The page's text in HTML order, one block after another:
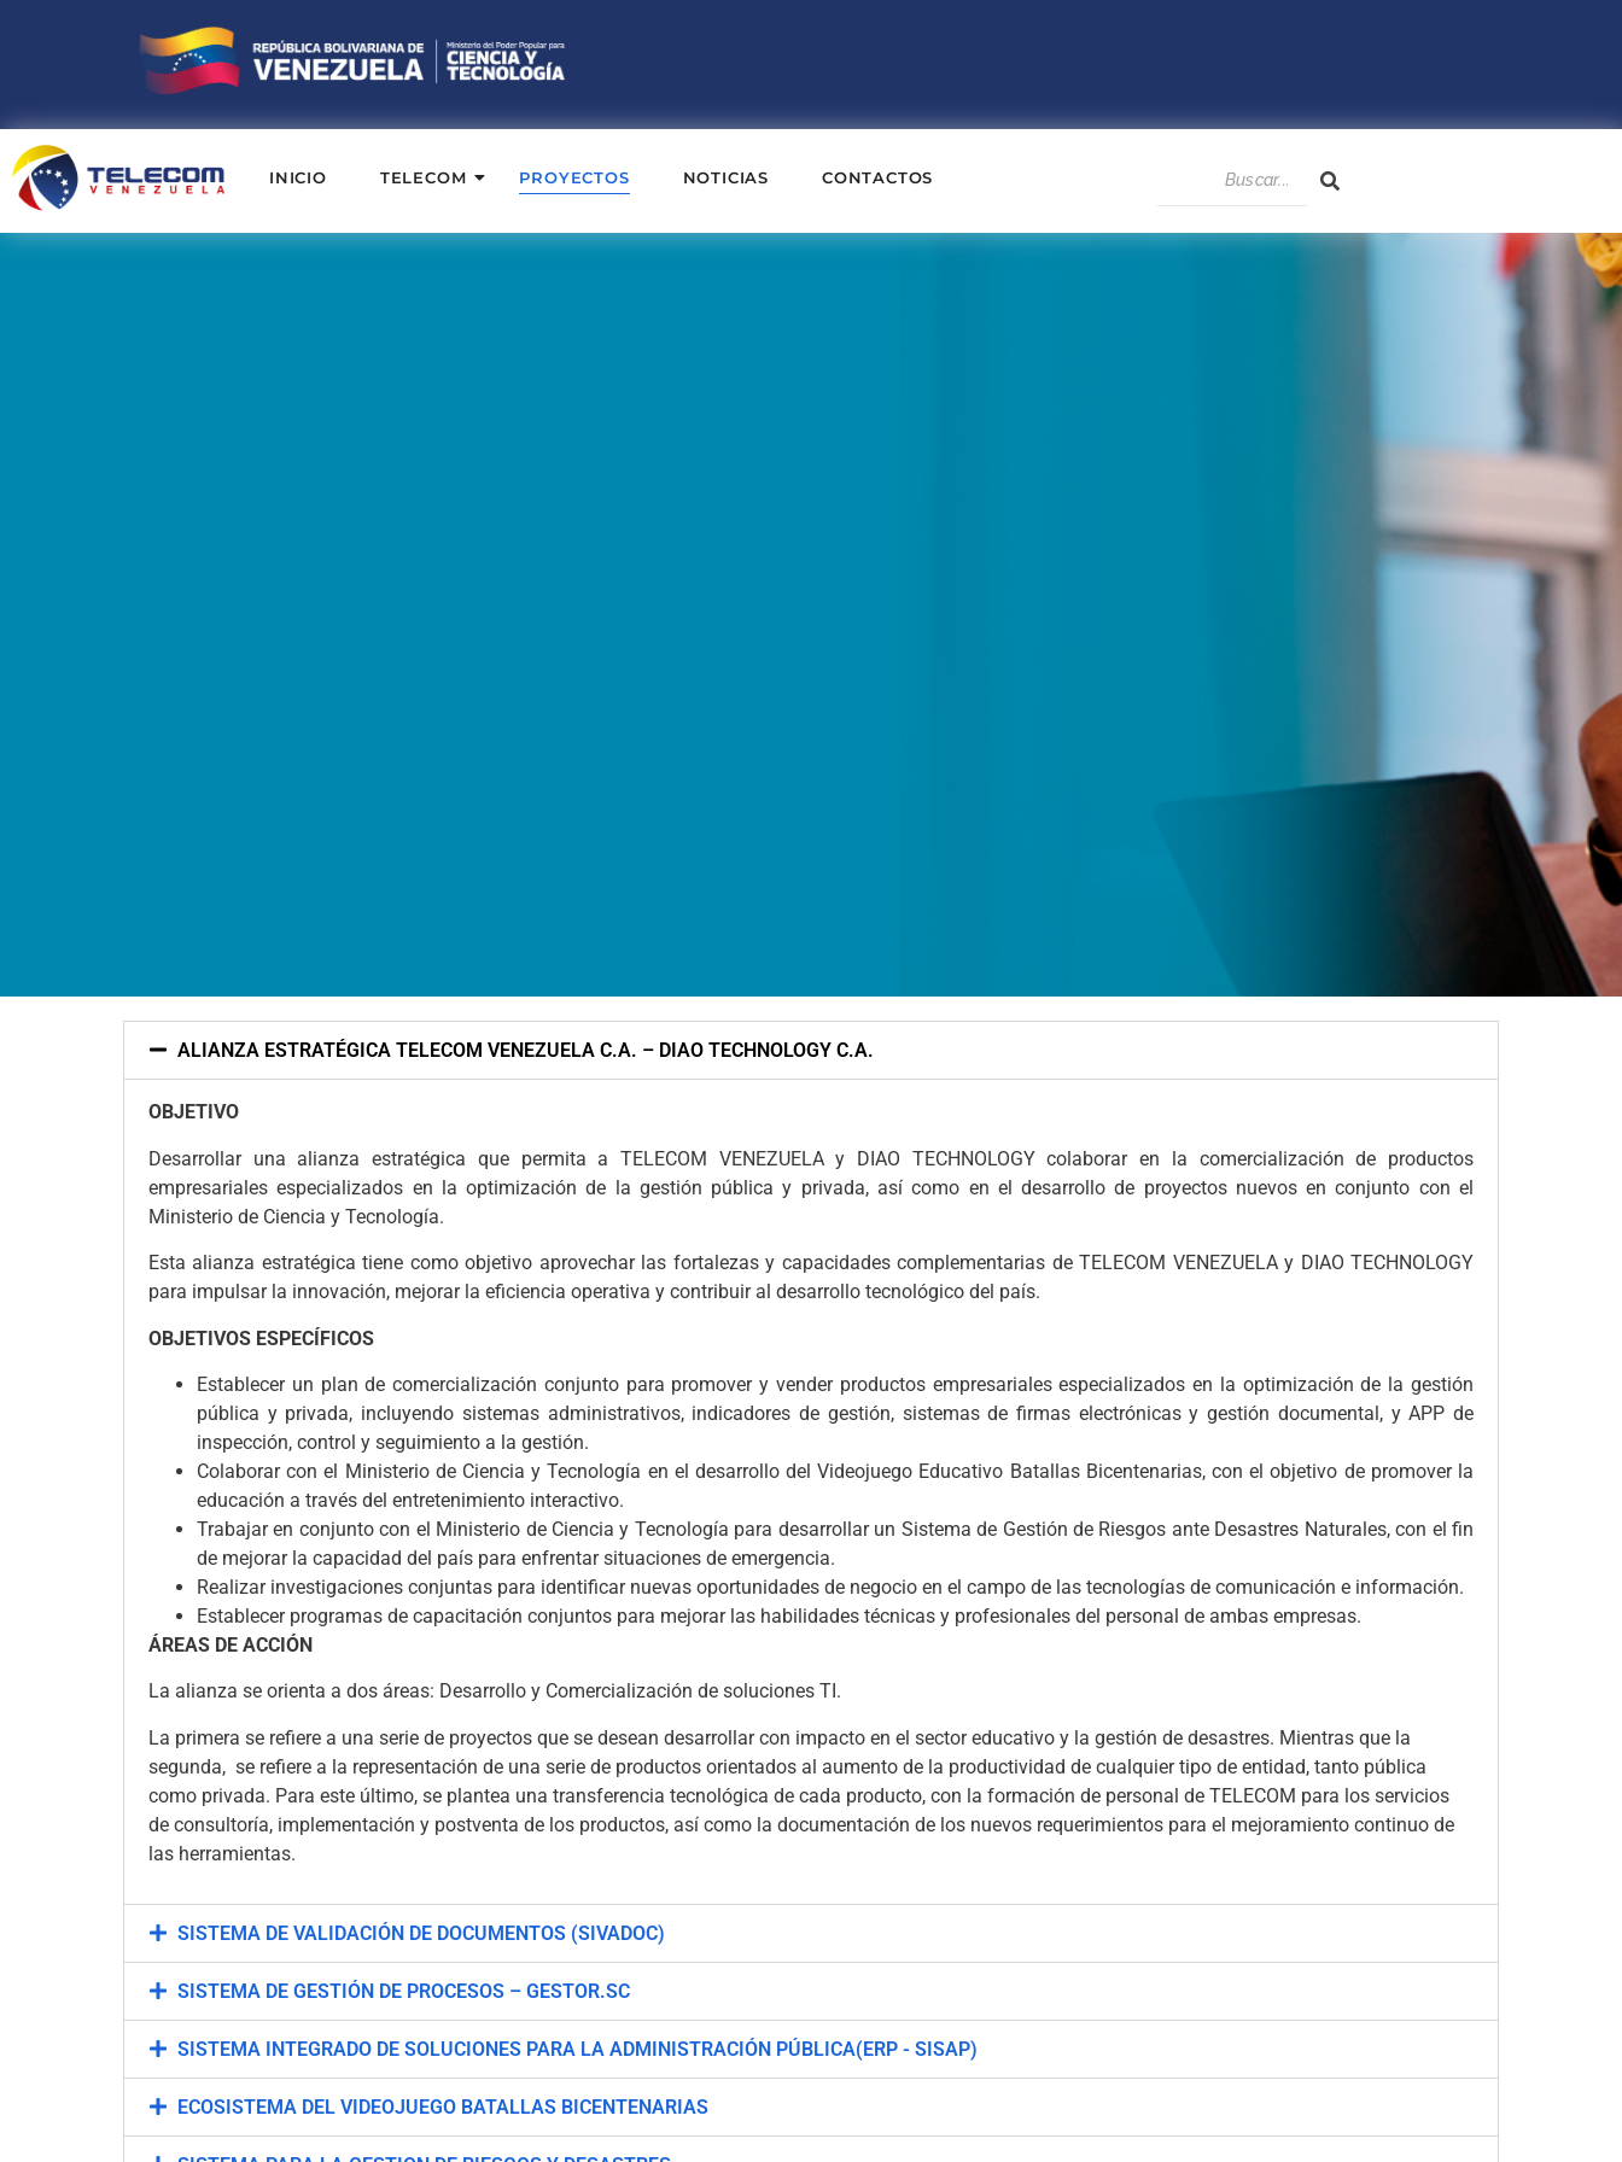
INICIO TELECOM PROYECTOS NOTICIAS CONTACTOS
ALIANZA ESTRATÉGICA TELECOM VENEZUELA C.A. – DIAO TECHNOLOGY C.A.
OBJETIVO
Desarrollar una alianza estratégica que permita a TELECOM VENEZUELA y DIAO TECHNOLOGY colaborar en la comercialización de productos
empresariales especializados en la optimización de la gestión pública y privada, así como en el desarrollo de proyectos nuevos en conjunto con el
Ministerio de Ciencia y Tecnología.
Esta alianza estratégica tiene como objetivo aprovechar las fortalezas y capacidades complementarias de TELECOM VENEZUELA y DIAO TECHNOLOGY
para impulsar la innovación, mejorar la eficiencia operativa y contribuir al desarrollo tecnológico del país.
OBJETIVOS ESPECÍFICOS
Establecer un plan de comercialización conjunto para promover y vender productos empresariales especializados en la optimización de la gestión
pública y privada, incluyendo sistemas administrativos, indicadores de gestión, sistemas de firmas electrónicas y gestión documental, y APP de
inspección, control y seguimiento a la gestión.
Colaborar con el Ministerio de Ciencia y Tecnología en el desarrollo del Videojuego Educativo Batallas Bicentenarias, con el objetivo de promover la
educación a través del entretenimiento interactivo.
Trabajar en conjunto con el Ministerio de Ciencia y Tecnología para desarrollar un Sistema de Gestión de Riesgos ante Desastres Naturales, con el fin
de mejorar la capacidad del país para enfrentar situaciones de emergencia.
Realizar investigaciones conjuntas para identificar nuevas oportunidades de negocio en el campo de las tecnologías de comunicación e información.
Establecer programas de capacitación conjuntos para mejorar las habilidades técnicas y profesionales del personal de ambas empresas.
ÁREAS DE ACCIÓN
La alianza se orienta a dos áreas: Desarrollo y Comercialización de soluciones TI.
La primera se refiere a una serie de proyectos que se desean desarrollar con impacto en el sector educativo y la gestión de desastres. Mientras que la
segunda, se refiere a la representación de una serie de productos orientados al aumento de la productividad de cualquier tipo de entidad, tanto pública
como privada. Para este último, se plantea una transferencia tecnológica de cada producto, con la formación de personal de TELECOM para los servicios
de consultoría, implementación y postventa de los productos, así como la documentación de los nuevos requerimientos para el mejoramiento continuo de
las herramientas.
SISTEMA DE VALIDACIÓN DE DOCUMENTOS (SIVADOC)
SISTEMA DE GESTIÓN DE PROCESOS – GESTOR.SC
SISTEMA INTEGRADO DE SOLUCIONES PARA LA ADMINISTRACIÓN PÚBLICA(ERP - SISAP)
ECOSISTEMA DEL VIDEOJUEGO BATALLAS BICENTENARIAS